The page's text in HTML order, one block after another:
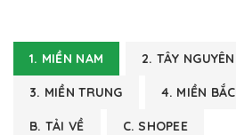
1. MIỀN NAM 2. TÂY NGUYÊN
3. MIỀN TRUNG 4. MIỀN BẮC
B. TẢI VỀ C. SHOPEE